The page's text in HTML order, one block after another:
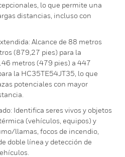
lo que permite una
distancias, incluso con
Alcance de 88 metros
(879,27 pies) para la
metros (479 pies) a 447
la HC35TE54JT35, lo que
potenciales con mayor
Identifica seres vivos y objetos
(vehículos, equipos) y
llamas, focos de incendio,
doble línea y detección de